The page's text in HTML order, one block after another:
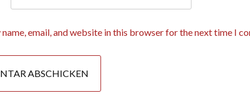
name, email, and website in this browser for the next time I